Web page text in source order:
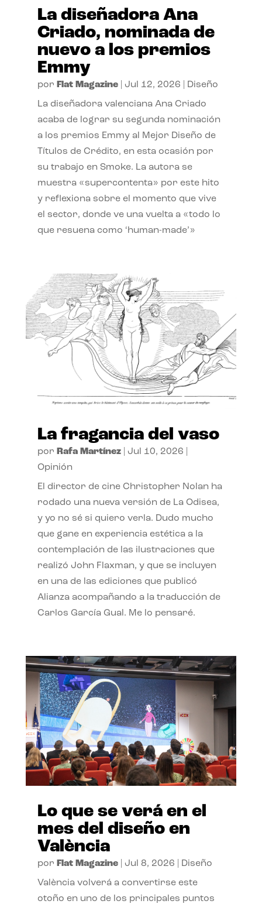
La diseñadora Ana
Criado, nominada de
nuevo a los premios
Emmy
por Flat Magazine| Jul 12, 2026 Diseño
La diseñadora valenciana Ana Criado
acaba de lograr su segunda nominación
a los premios Emmy al Mejor Diseño de
Títulos de Crédito, en esta ocasión por
su trabajo en Smoke. La autora se
muestra «supercontenta» por este hito
y reflexiona sobre el momento que vive
el sector, donde ve una vuelta a «todo lo
que resuena como ‘human-made’»
La fragancia del vaso
por Rafa Martínez| Jul 10, 2026
Opinión
El director de cine Christopher Nolan ha
rodado una nueva versión de La Odisea,
y yo no sé si quiero verla. Dudo mucho
que gane en experiencia estética a la
contemplación de las ilustraciones que
realizó John Flaxman, y que se incluyen
en una de las ediciones que publicó
Alianza acompañando a la traducción de
Carlos García Gual. Me lo pensaré.
Lo que se verá en el
mes del diseño en
València
por Flat Magazine| Jul 8, 2026 Diseño
València volverá a convertirse este
otoño en uno de los principales puntos